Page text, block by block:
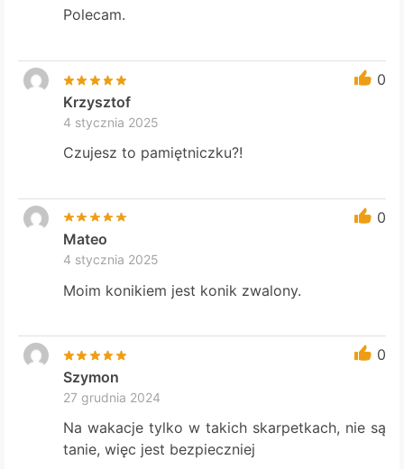
Polecam.
0
Krzysztof
4 stycznia 2025
Czujesz to pamiętniczku?!
0
Mateo
4 stycznia 2025
Moim konikiem jest konik zwalony.
0
Szymon
27 grudnia 2024
Na wakacje tylko w takich skarpetkach, nie są
tanie, więc jest bezpieczniej